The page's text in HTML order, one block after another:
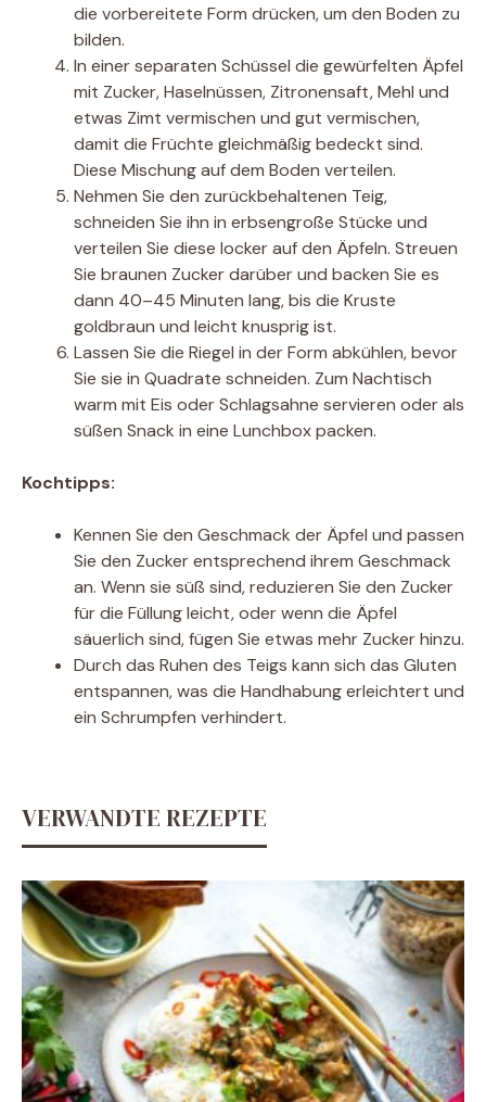
die vorbereitete Form drücken, um den Boden zu
bilden.
In einer separaten Schüssel die gewürfelten Äpfel
mit Zucker, Haselnüssen, Zitronensaft, Mehl und
etwas Zimt vermischen und gut vermischen,
damit die Früchte gleichmäßig bedeckt sind.
Diese Mischung auf dem Boden verteilen.
Nehmen Sie den zurückbehaltenen Teig,
schneiden Sie ihn in erbsengroße Stücke und
verteilen Sie diese locker auf den Äpfeln. Streuen
Sie braunen Zucker darüber und backen Sie es
dann 40–45 Minuten lang, bis die Kruste
goldbraun und leicht knusprig ist.
Lassen Sie die Riegel in der Form abkühlen, bevor
Sie sie in Quadrate schneiden. Zum Nachtisch
warm mit Eis oder Schlagsahne servieren oder als
süßen Snack in eine Lunchbox packen.
Kochtipps:
Kennen Sie den Geschmack der Äpfel und passen
Sie den Zucker entsprechend ihrem Geschmack
an. Wenn sie süß sind, reduzieren Sie den Zucker
für die Füllung leicht, oder wenn die Äpfel
säuerlich sind, fügen Sie etwas mehr Zucker hinzu.
Durch das Ruhen des Teigs kann sich das Gluten
entspannen, was die Handhabung erleichtert und
ein Schrumpfen verhindert.
VERWANDTE REZEPTE